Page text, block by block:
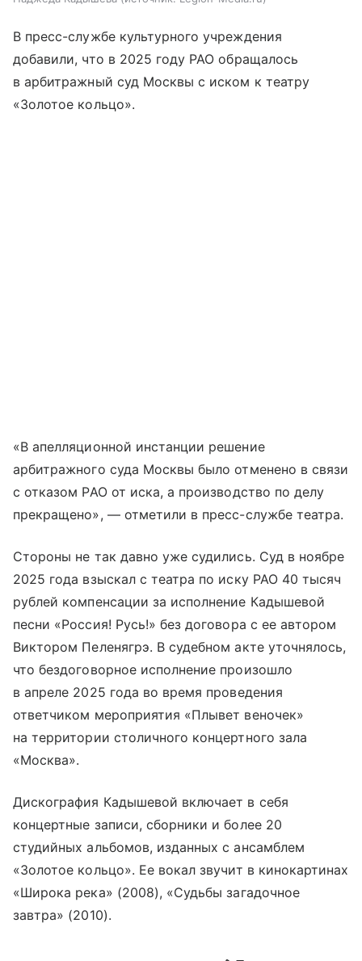
В пресс-службе культурного учреждения
добавили, что в 2025 году РАО обращалось
в арбитражный суд Москвы с иском к театру
«Золотое кольцо».
«В апелляционной инстанции решение
арбитражного суда Москвы было отменено в связи
с отказом РАО от иска, а производство по делу
прекращено», — отметили в пресс-службе театра.
Стороны не так давно уже судились. Суд в ноябре
2025 года взыскал с театра по иску РАО 40 тысяч
рублей компенсации за исполнение Кадышевой
песни «Россия! Русь!» без договора с ее автором
Виктором Пеленягрэ. В судебном акте уточнялось,
что бездоговорное исполнение произошло
в апреле 2025 года во время проведения
ответчиком мероприятия «Плывет веночек»
на территории столичного концертного зала
«Москва».
Дискография Кадышевой включает в себя
концертные записи, сборники и более 20
студийных альбомов, изданных с ансамблем
«Золотое кольцо». Ее вокал звучит в кинокартинах
«Широка река» (2008), «Судьбы загадочное
завтра» (2010).